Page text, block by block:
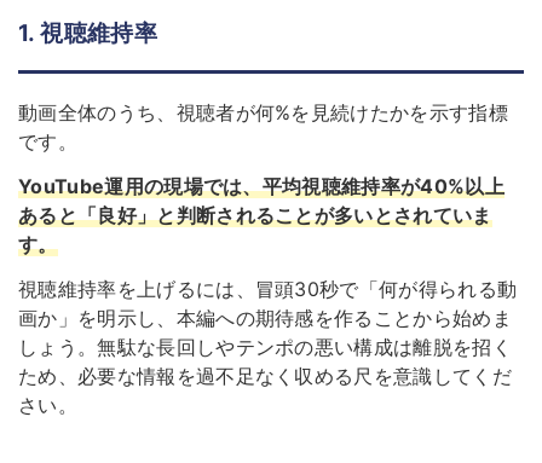
1. 視聴維持率
動画全体のうち、視聴者が何%を見続けたかを示す指標
です。
YouTube運用の現場では、平均視聴維持率が40%以上
あると「良好」と判断されることが多いとされていま
す。
視聴維持率を上げるには、冒頭30秒で「何が得られる動
画か」を明示し、本編への期待感を作ることから始めま
しょう。無駄な長回しやテンポの悪い構成は離脱を招く
ため、必要な情報を過不足なく収める尺を意識してくだ
さい。